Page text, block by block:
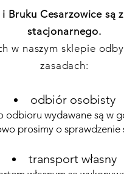
Cesarzowice są
stacjonarnego.
w naszym sklepie
zasadach:
odbiór osobisty
odbioru wydawane są w
prosimy o
transport własny